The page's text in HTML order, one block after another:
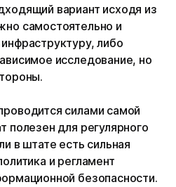
вариант исходя из
самостоятельно и
либо
исследование, но
силами самой
полезен для регулярного
в штате есть сильная
и регламент
безопасности.